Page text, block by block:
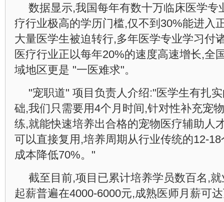
数据显示,我国每年有数十万临床医学专
疗行业极高的学历门槛,仅不到30%能进入
大量医学生被迫转行,多年医学专业学习付
医疗行业正以每年20%的速度高速增长,全
域地区更是 "一医难求"。
"宠职道" 项目负责人介绍:"医学生有扎
础,我们只需要用4个月时间,针对性补充宠
练,就能快速培养出合格的宠物医疗辅助人
可以直接复用,培养周期从行业传统的12-
成本降低70%。"
截至目前,项目已累计培养学员数百名,
起薪普遍在4000-6000元,成熟医师月薪可